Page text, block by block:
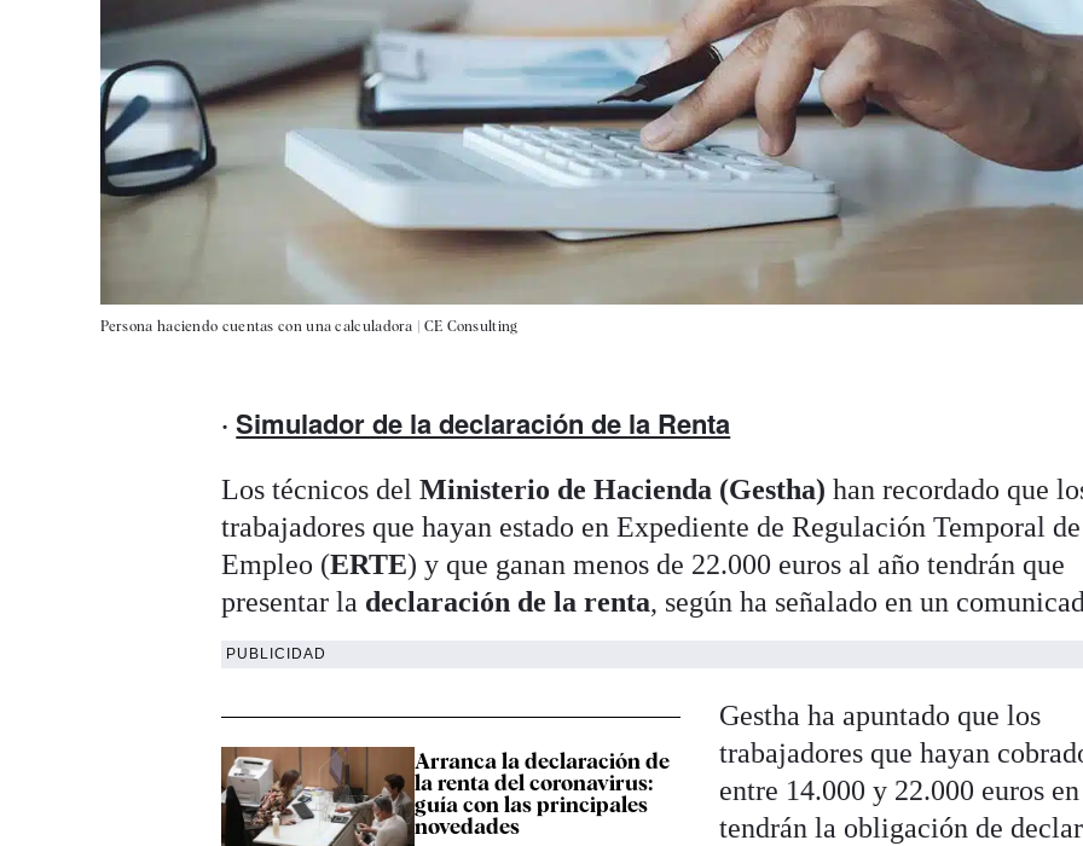
Persona haciendo cuentas con una calculadora | CE Consulting
·Simulador de la declaración de la Renta
Los técnicos delMinisterio de Hacienda (Gestha) han recordado que
trabajadores que hayan estado en Expediente de Regulación Temporal de
Empleo (ERTE) y que ganan menos de 22.000 euros al año tendrán que
presentar la declaración de la renta, según ha señalado en un
PUBLICIDAD
Arranca la declaración de
la renta del coronavirus:
guía con las principales
novedades
Gestha ha apuntado que los
trabajadores que hayan
entre 14.000 y 22.000 euros
tendrán la obligación de